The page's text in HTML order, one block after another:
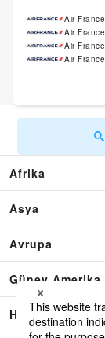
Air France
Air France
Air France
Air France
Afrika
Asya
Avrupa
Güney Amerika
Hawaii Pacific